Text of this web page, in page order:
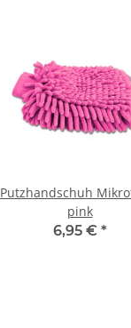
Putzhandschuh
pink
6,95 € *